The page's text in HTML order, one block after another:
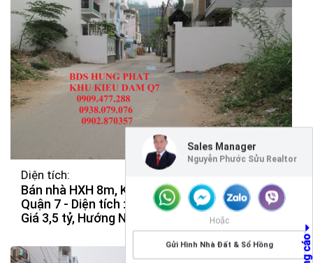
Sales Manager
Nguyễn Phước Sửu Realtor
Hoặc
Gửi Hình Nhà Đất & Sổ Hồng
Diện tích:
Bán nhà HXH 8m, Kiều Đàm Phường Tân Hưng,
Quận 7 - Diện tích : 5m x 12m. Căc góc 2MT,
Giá 3,5 tỷ, Hướng Nam Lh 0909477288